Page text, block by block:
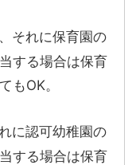
それに保育園の
する場合は保育
もOK。
に認可幼稚園の
する場合は保育